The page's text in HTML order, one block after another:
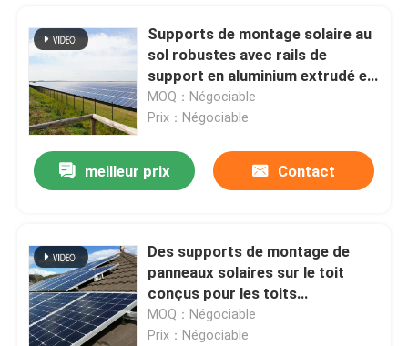
Produits
Vidéos
Au sujet de nous
Contrôle de qualité
Contactez-nous
Supports de montage solaire au
sol robustes avec rails de
support en aluminium extrudé et
pieds de montage réglables pour
un alignement précis
MOQ：Négociable
Prix：Négociable
meilleur prix Contact
Des supports de montage de
panneaux solaires sur le toit
conçus pour les toits
métalliques assurant
l'installation et l'autosuffisance
MOQ：Négociable
Prix：Négociable